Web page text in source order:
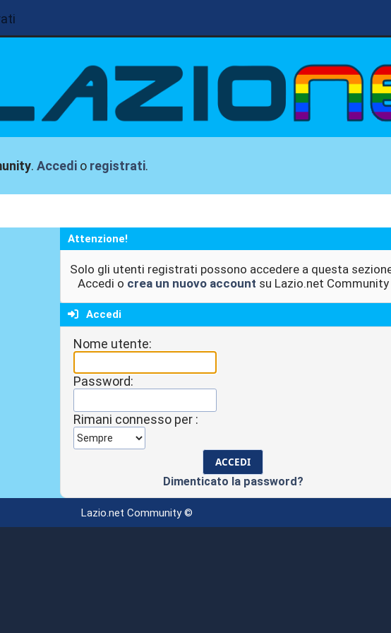
.Accedi o registrati.
Attenzione!
Solo gli utenti registrati possono accedere a questa
Accedi o crea un nuovo account su Lazio.net Community
Accedi
Nome utente:
Password:
Rimani connesso per :
Dimenticato la password?
Lazio.net Community ©